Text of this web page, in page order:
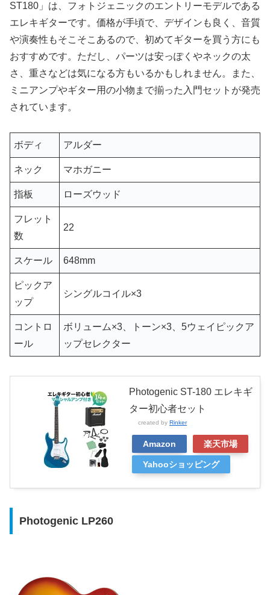
ST180」は、フォトジェニックのエントリーモデルである
エレキギターです。価格が手頃で、デザインも良く、音質
や演奏性もそこそこあるので、初めてギターを買う方にも
おすすめです。ただし、パーツは安っぽくやネックの太
さ、重さなどは気になる方もいるかもしれません。また、
ミニアンプやギター用の小物まで揃った入門セットが発売
されています。
ボディ アルダー
ネック マホガニー
指板 ローズウッド
フレット
数
22
スケール 648mm
ピックア
ップ
シングルコイル×3
コントロ
ール
ボリューム×3、トーン×3、5ウェイピックア
ップセレクター
Photogenic ST-180 エレキギ
ター初心者セット
created by Rinker
Amazon 楽天市場
Yahooショッピング
Photogenic LP260